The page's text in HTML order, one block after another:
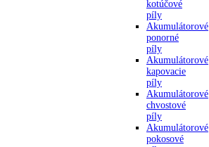
kotúčové
píly
Akumulátorové
ponorné
píly
Akumulátorové
kapovacie
píly
Akumulátorové
chvostové
píly
Akumulátorové
pokosové